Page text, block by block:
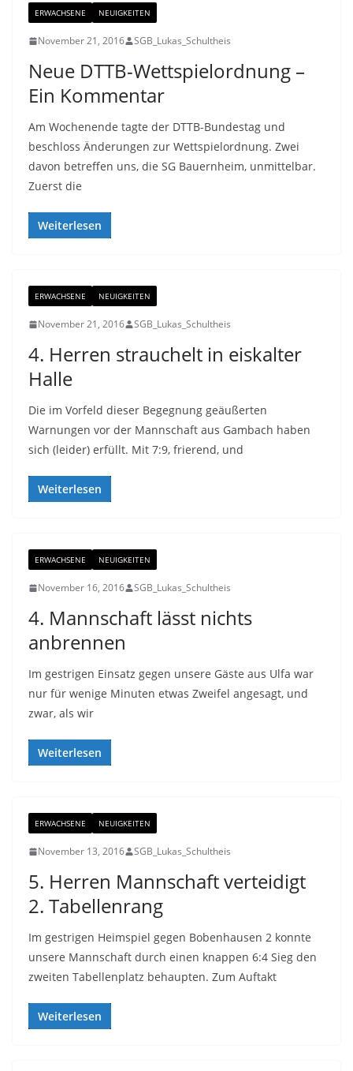
ERWACHSENE NEUIGKEITEN
November 21, 2016 SGB_Lukas_Schultheis
Neue DTTB-Wettspielordnung –
Ein Kommentar
Am Wochenende tagte der DTTB-Bundestag und
beschloss Änderungen zur Wettspielordnung. Zwei
davon betreffen uns, die SG Bauernheim, unmittelbar.
Zuerst die
Weiterlesen
ERWACHSENE NEUIGKEITEN
November 21, 2016 SGB_Lukas_Schultheis
4. Herren strauchelt in eiskalter
Halle
Die im Vorfeld dieser Begegnung geäußerten
Warnungen vor der Mannschaft aus Gambach haben
sich (leider) erfüllt. Mit 7:9, frierend, und
Weiterlesen
ERWACHSENE NEUIGKEITEN
November 16, 2016 SGB_Lukas_Schultheis
4. Mannschaft lässt nichts
anbrennen
Im gestrigen Einsatz gegen unsere Gäste aus Ulfa war
nur für wenige Minuten etwas Zweifel angesagt, und
zwar, als wir
Weiterlesen
ERWACHSENE NEUIGKEITEN
November 13, 2016 SGB_Lukas_Schultheis
5. Herren Mannschaft verteidigt
2. Tabellenrang
Im gestrigen Heimspiel gegen Bobenhausen 2 konnte
unsere Mannschaft durch einen knappen 6:4 Sieg den
zweiten Tabellenplatz behaupten. Zum Auftakt
Weiterlesen